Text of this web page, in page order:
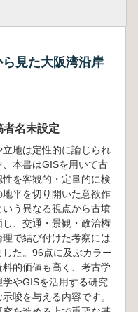
見た大阪湾沿岸
者名未設定
地は定性的に論じられ
本書はGISを用いて古
を客観的・定量的に検
平を切り開いた意欲作
う異なる視点から古墳
、交通・景観・政治権
で結び付けた考察には
た。96点に及ぶカラー
的価値も高く、考古学
やGISを活用する研究
唆を与える内容です。